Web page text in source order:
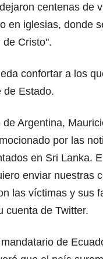
centenas de
en iglesias, donde
de Cristo".
confortar a los
de Estado.
de Argentina,
por las
en Sri Lanka.
enviar nuestras
las víctimas y sus
cuenta de Twitter.
de